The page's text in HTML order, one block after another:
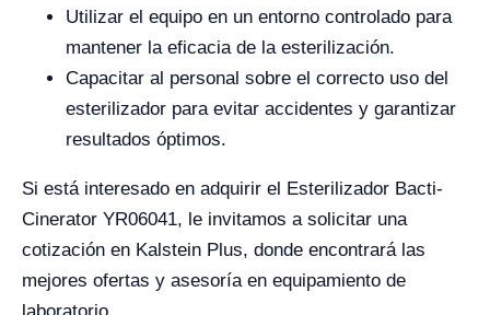
Utilizar el equipo en un entorno controlado para
mantener la eficacia de la esterilización.
Capacitar al personal sobre el correcto uso del
esterilizador para evitar accidentes y garantizar
resultados óptimos.
Si está interesado en adquirir el Esterilizador Bacti-
Cinerator YR06041, le invitamos a solicitar una
cotización en Kalstein Plus, donde encontrará las
mejores ofertas y asesoría en equipamiento de